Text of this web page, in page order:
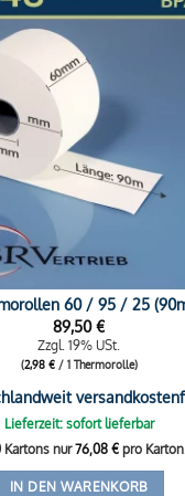
60 / 95 / 25
89,50€
Zzgl. 19% USt.
(2,98 €/ 1 Thermorolle)
Lieferzeit: sofort lieferbar
Kartons nur76,08 €pro
IN DEN WARENKORB